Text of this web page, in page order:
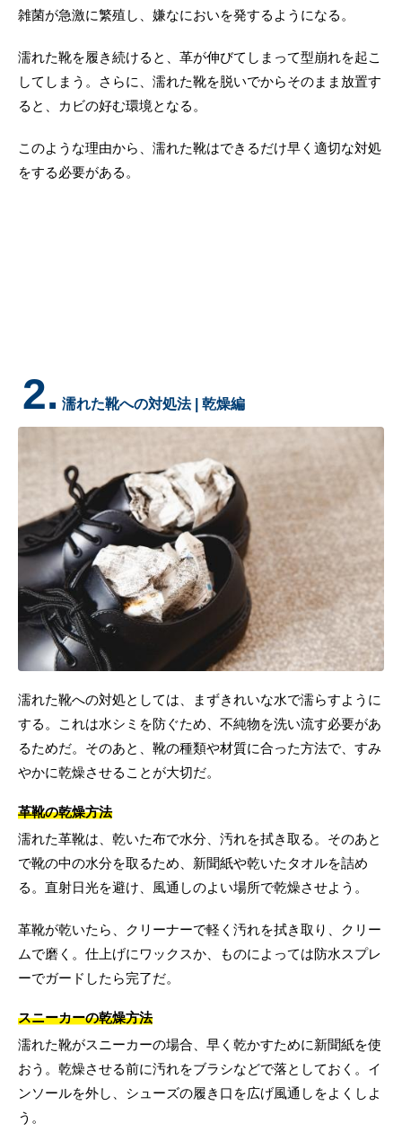
雑菌が急激に繁殖し、嫌なにおいを発するようになる。
濡れた靴を履き続けると、革が伸びてしまって型崩れを起こ
してしまう。さらに、濡れた靴を脱いでからそのまま放置す
ると、カビの好む環境となる。
このような理由から、濡れた靴はできるだけ早く適切な対処
をする必要がある。
2. 濡れた靴への対処法 | 乾燥編
濡れた靴への対処としては、まずきれいな水で濡らすように
する。これは水シミを防ぐため、不純物を洗い流す必要があ
るためだ。そのあと、靴の種類や材質に合った方法で、すみ
やかに乾燥させることが大切だ。
革靴の乾燥方法
濡れた革靴は、乾いた布で水分、汚れを拭き取る。そのあと
で靴の中の水分を取るため、新聞紙や乾いたタオルを詰め
る。直射日光を避け、風通しのよい場所で乾燥させよう。
革靴が乾いたら、クリーナーで軽く汚れを拭き取り、クリー
ムで磨く。仕上げにワックスか、ものによっては防水スプレ
ーでガードしたら完了だ。
スニーカーの乾燥方法
濡れた靴がスニーカーの場合、早く乾かすために新聞紙を使
おう。乾燥させる前に汚れをブラシなどで落としておく。イ
ンソールを外し、シューズの履き口を広げ風通しをよくしよ
う。